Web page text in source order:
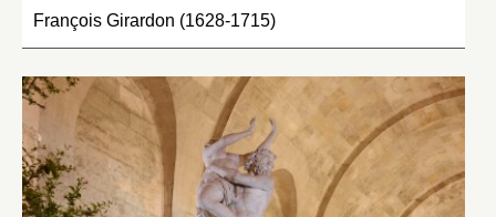
François Girardon (1628-1715)